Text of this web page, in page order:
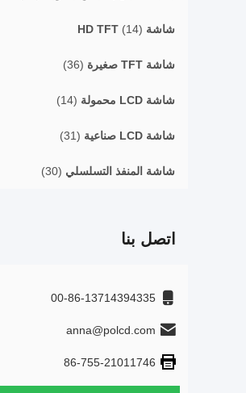
شاشة HD TFT (14)
شاشة TFT صغيرة (36)
شاشة LCD محمولة (14)
شاشة LCD صناعية (31)
شاشة المنفذ التسلسلي (30)
اتصل بنا
00-86-13714394335
anna@polcd.com
86-755-21011746